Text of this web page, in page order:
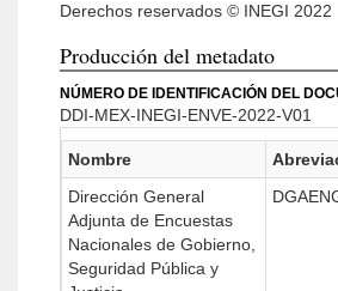
Derechos reservados © INEGI 2022
Producción del metadato
NÚMERO DE IDENTIFICACIÓN DEL
DDI-MEX-INEGI-ENVE-2022-V01
Nombre
Dirección General
Adjunta de Encuestas
Nacionales de Gobierno,
Seguridad Pública y